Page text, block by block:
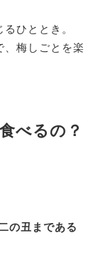
ひととき。
、梅しごとを楽
べるの？
の丑まである